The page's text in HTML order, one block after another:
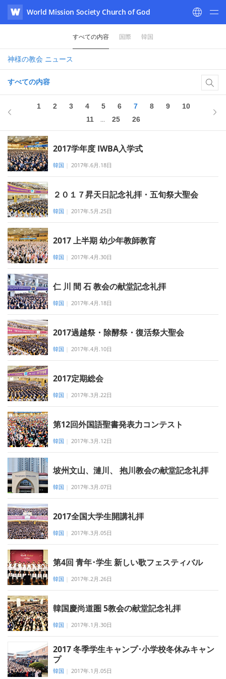
WATV
World Mission Society Church of God
すべての内容 国際 韓国
神様の教会 ニュース
すべての内容
1 2 3 4 5 6 7 8 9
10
11
... 25 26
2017学年度 IWBA入学式
韓国 2017年.6月.18日
２０１７昇天日記念礼拝・五旬祭大聖会
韓国 2017年.5月.25日
2017 上半期 幼少年教師教育
韓国 2017年.4月.30日
仁 川 間 石 教会の献堂記念礼拝
韓国 2017年.4月.18日
2017過越祭・除酵祭・復活祭大聖会
韓国 2017年.4月.10日
2017定期総会
韓国 2017年.3月.22日
第12回外国語聖書発表力コンテスト
韓国 2017年.3月.12日
坡州文山、漣川、 抱川教会の献堂記念礼拝
韓国 2017年.3月.07日
2017全国大学生開講礼拝
韓国 2017年.3月.05日
第4回 青年･学生 新しい歌フェスティバル
韓国 2017年.2月.26日
韓国慶尚道圏 5教会の献堂記念礼拝
韓国 2017年.1月.30日
2017 冬季学生キャンプ･小学校冬休みキャン
プ
韓国 2017年.1月.05日